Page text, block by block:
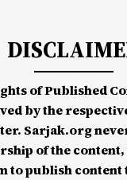
of Published
by the
Sarjak.org
of the content,
to publish content